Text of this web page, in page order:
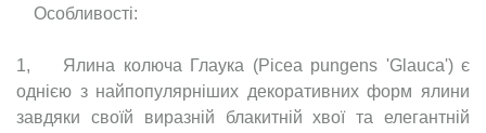
Особливості:
1, Ялина колюча Глаука (Picea pungens 'Glauca') є
однією з найпопулярніших декоративних форм ялини
завдяки своїй виразній блакитній хвої та елегантній